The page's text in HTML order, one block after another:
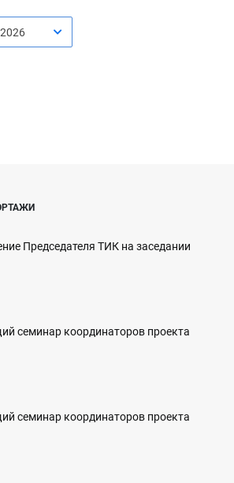
2026
Председателя ТИК на заседании
семинар координаторов проекта
семинар координаторов проекта